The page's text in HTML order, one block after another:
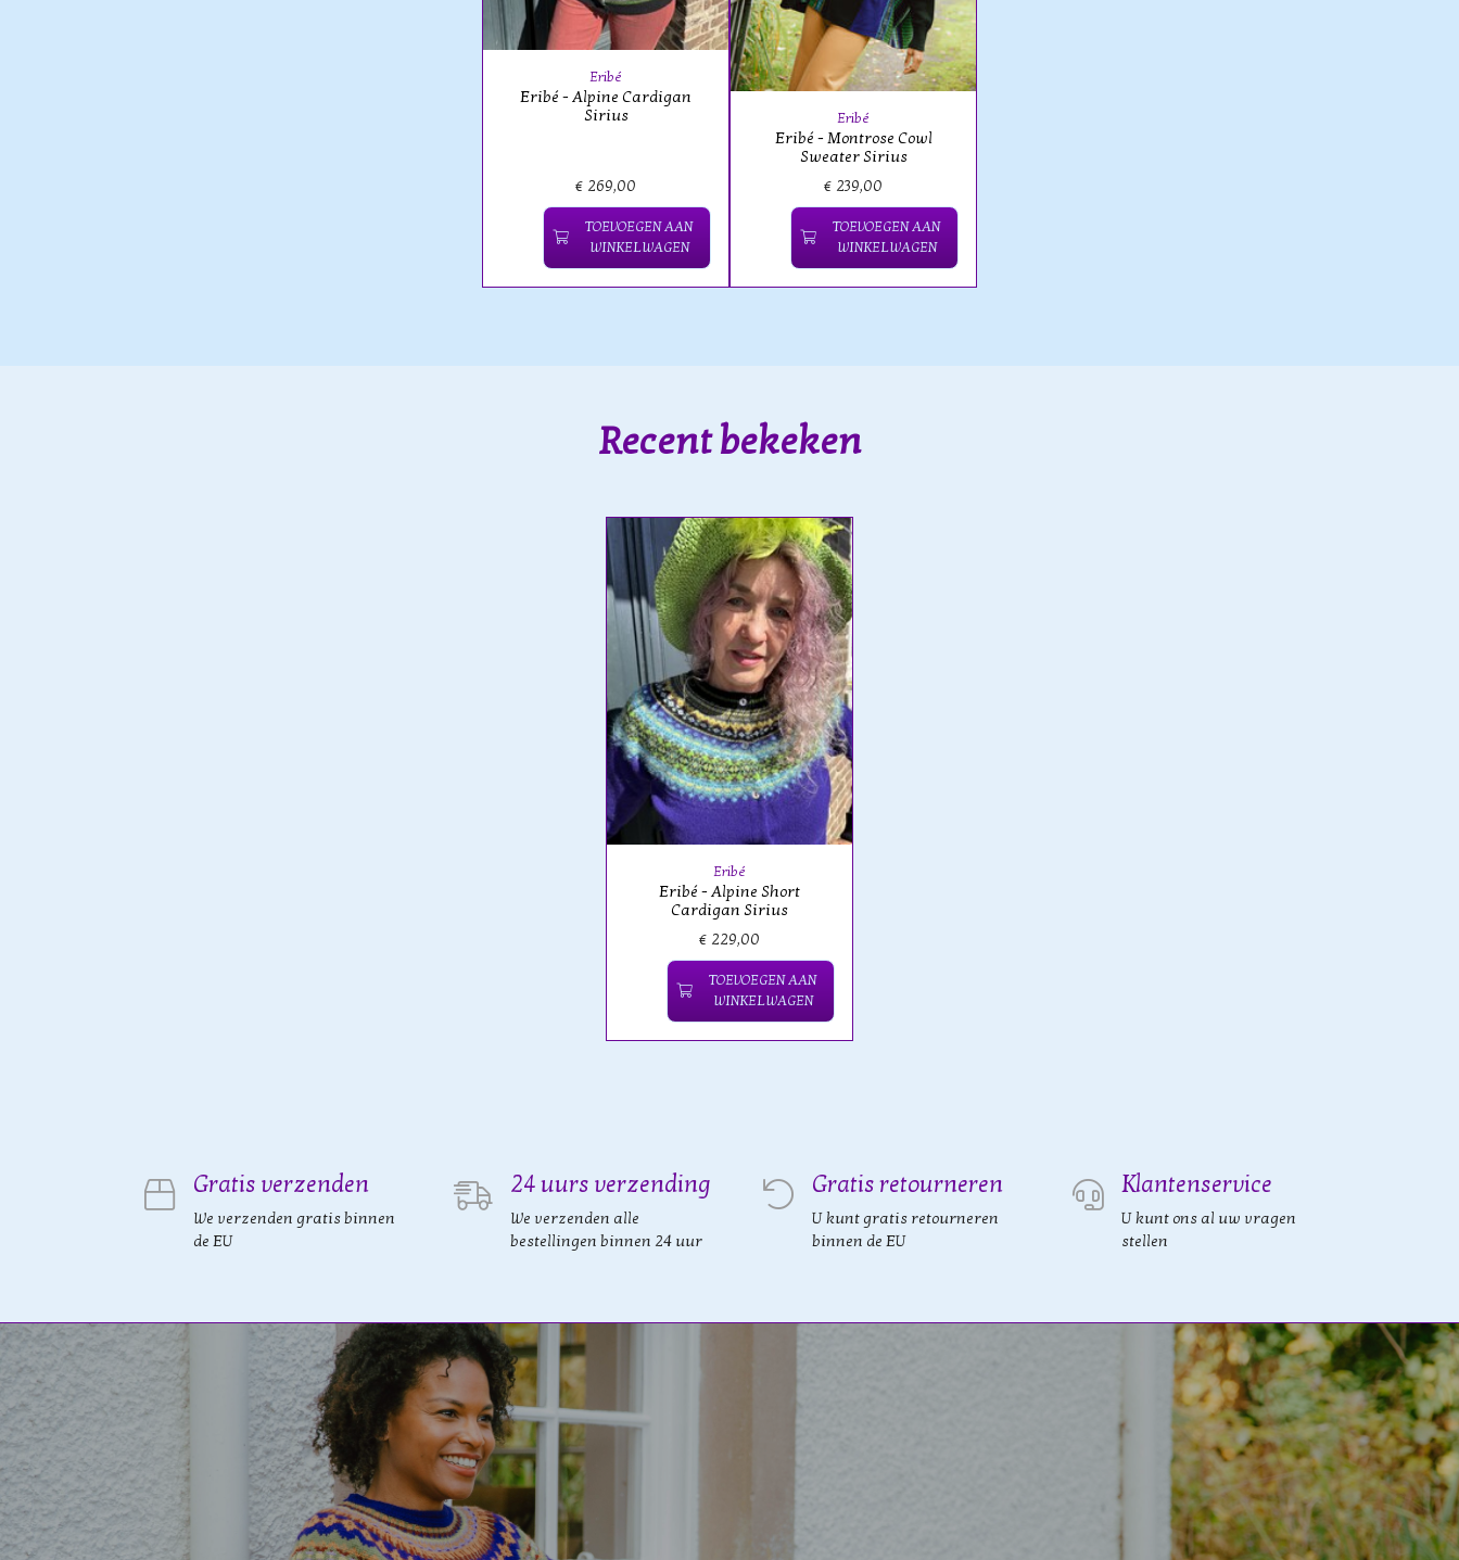
Eribé
Eribé - Alpine Cardigan
Sirius
€ 269,00
TOEVOEGEN AAN
WINKELWAGEN
Eribé
Eribé - Montrose Cowl
Sweater Sirius
€ 239,00
TOEVOEGEN AAN
WINKELWAGEN
Recent bekeken
Eribé
Eribé - Alpine Short
Cardigan Sirius
€ 229,00
TOEVOEGEN AAN
WINKELWAGEN
Gratis verzenden
We verzenden gratis binnen
de EU
24 uurs verzending
We verzenden alle
bestellingen binnen 24 uur
Gratis retourneren
U kunt gratis retourneren
binnen de EU
Klantenservice
U kunt ons al uw vragen
stellen